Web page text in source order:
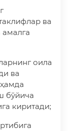
ва
оила
ва
бўйича
киритади;